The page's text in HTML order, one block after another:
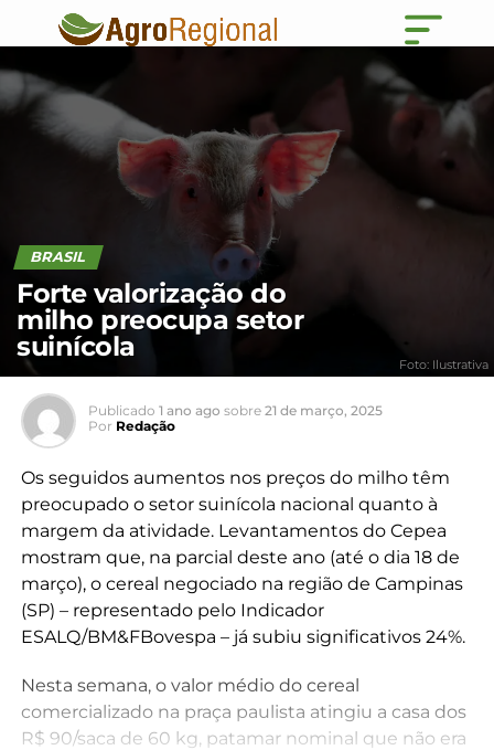
BRASIL
Forte valorização do
milho preocupa setor
suinícola
Foto: Ilustrativa
Publicado 1 ano ago sobre 21 de março, 2025
Por Redação
Os seguidos aumentos nos preços do milho têm
preocupado o setor suinícola nacional quanto à
margem da atividade. Levantamentos do Cepea
mostram que, na parcial deste ano (até o dia 18 de
março), o cereal negociado na região de Campinas
(SP) – representado pelo Indicador
ESALQ/BM&FBovespa – já subiu significativos 24%.
Nesta semana, o valor médio do cereal
comercializado na praça paulista atingiu a casa dos
R$ 90/saca de 60 kg, patamar nominal que não era